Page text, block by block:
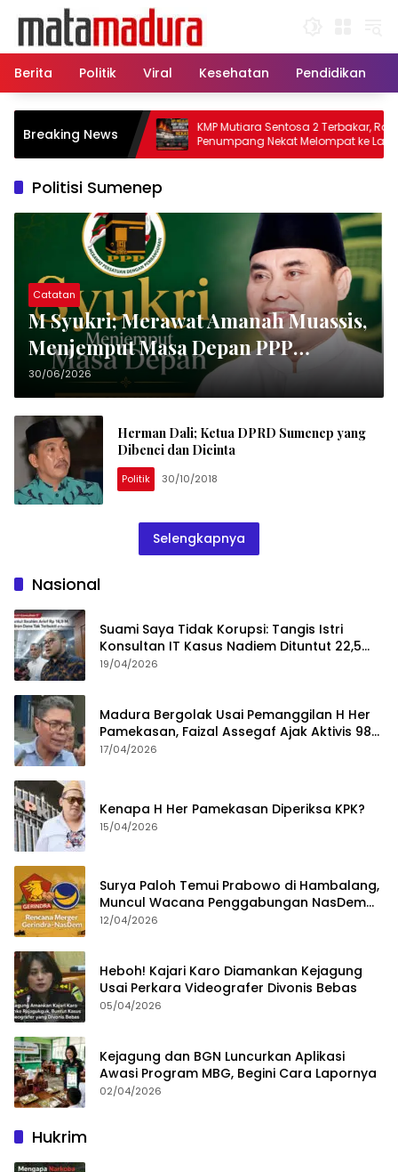
konten
Berita
Politik Viral Kesehatan Pendidikan
Breaking News
11 Kapal Sisir
Korban KMP
KMP Mutiara Sentosa 2 Terbakar, Ratusan
Penumpang Nekat Melompat ke Laut
Politisi Sumenep
Catatan
M Syukri; Merawat Amanah Muassis,
Menjemput Masa Depan PPP
Sumenep
30/06/2026
Herman Dali; Ketua DPRD Sumenep yang
Dibenci dan Dicinta
Politik 30/10/2018
Selengkapnya
Nasional
Suami Saya Tidak Korupsi: Tangis Istri
Konsultan IT Kasus Nadiem Dituntut 22,5
Tahun
19/04/2026
Madura Bergolak Usai Pemanggilan H Her
Pamekasan, Faizal Assegaf Ajak Aktivis 98
Bongkar Permainan KPK
17/04/2026
Kenapa H Her Pamekasan Diperiksa KPK?
15/04/2026
Surya Paloh Temui Prabowo di Hambalang,
Muncul Wacana Penggabungan NasDem
dan Gerindra
12/04/2026
Heboh! Kajari Karo Diamankan Kejagung
Usai Perkara Videografer Divonis Bebas
05/04/2026
Kejagung dan BGN Luncurkan Aplikasi
Awasi Program MBG, Begini Cara Lapornya
02/04/2026
Hukrim